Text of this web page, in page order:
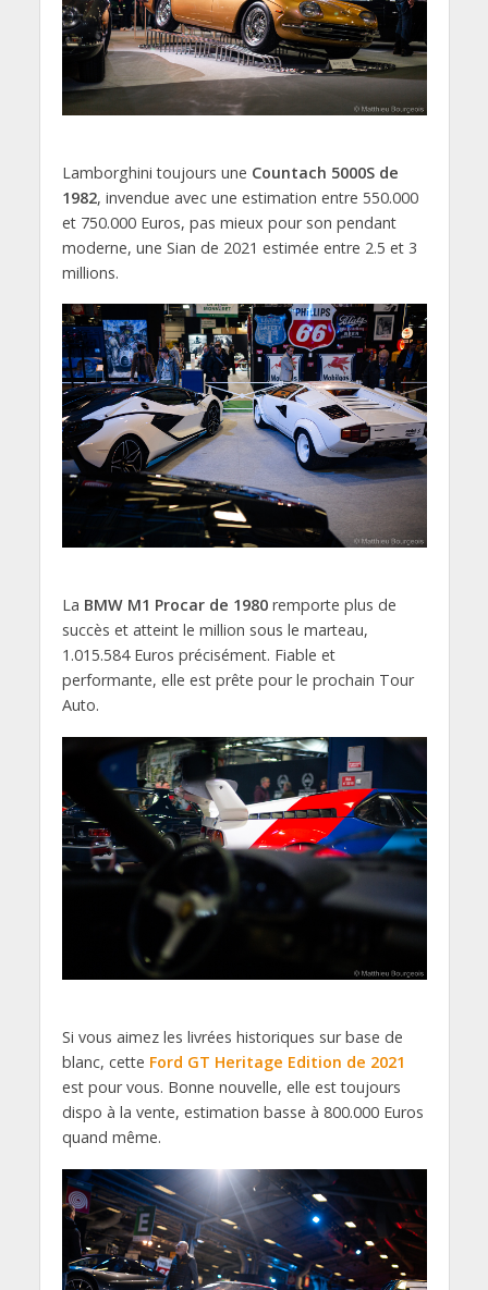
Lamborghini toujours une Countach 5000S de
1982, invendue avec une estimation entre 550.000
et 750.000 Euros, pas mieux pour son pendant
moderne, une Sian de 2021 estimée entre 2.5 et 3
millions.
La BMW M1 Procar de 1980remporte plus de
succès et atteint le million sous le marteau,
1.015.584 Euros précisément. Fiable et
performante, elle est prête pour le prochain Tour
Auto.
Si vous aimez les livrées historiques sur base de
blanc, cette Ford GT Heritage Edition de 2021
est pour vous. Bonne nouvelle, elle est toujours
dispo à la vente, estimation basse à 800.000 Euros
quand même.